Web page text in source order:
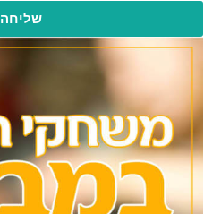
שליחה